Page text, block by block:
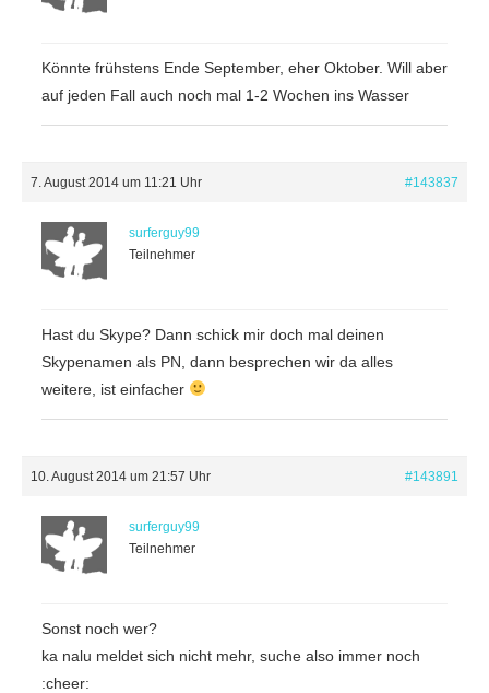
Könnte frühstens Ende September, eher Oktober. Will aber
auf jeden Fall auch noch mal 1-2 Wochen ins Wasser
7. August 2014 um 11:21 Uhr #143837
surferguy99
Teilnehmer
Hast du Skype? Dann schick mir doch mal deinen
Skypenamen als PN, dann besprechen wir da alles
weitere, ist einfacher
10. August 2014 um 21:57 Uhr #143891
surferguy99
Teilnehmer
Sonst noch wer?
ka nalu meldet sich nicht mehr, suche also immer noch
:cheer: